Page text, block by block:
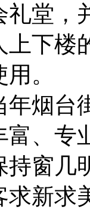
礼堂，
上下楼
。
年烟台
富、专
持窗几
求新求